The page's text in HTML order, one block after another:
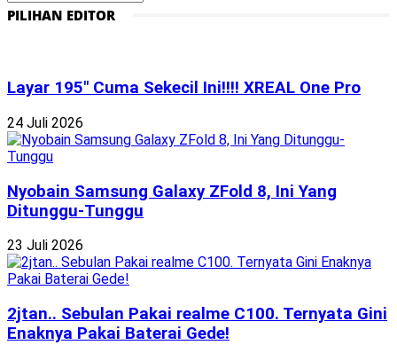
PILIHAN EDITOR
Layar 195″ Cuma Sekecil Ini!!!! XREAL One Pro
24 Juli 2026
Nyobain Samsung Galaxy ZFold 8, Ini Yang
Ditunggu-Tunggu
23 Juli 2026
2jtan.. Sebulan Pakai realme C100. Ternyata Gini
Enaknya Pakai Baterai Gede!